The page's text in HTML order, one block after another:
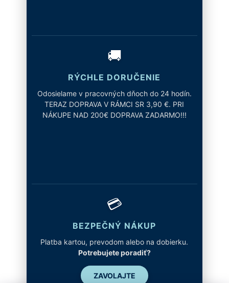
🚚
RÝCHLE DORUČENIE
Odosielame v pracovných dňoch do 24 hodín.
TERAZ DOPRAVA V RÁMCI SR 3,90 €. PRI
NÁKUPE NAD 200€ DOPRAVA ZADARMO!!!
💳
BEZPEČNÝ NÁKUP
Platba kartou, prevodom alebo na dobierku.
Potrebujete poradiť?
ZAVOLAJTE